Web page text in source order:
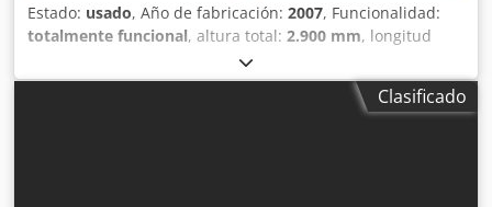
Estado: usado, Año de fabricación: 2007, Funcionalidad:
totalmente funcional, altura total: 2.900 mm, longitud
, ancho total:3.150 mm
trabajo:3.000 mm, Fabricante: Heimer Modelo: TSW-R 22-
22 Dedpfjzlrrmox Aclekr Año de fabricación: 2007 Datos
Clasificado